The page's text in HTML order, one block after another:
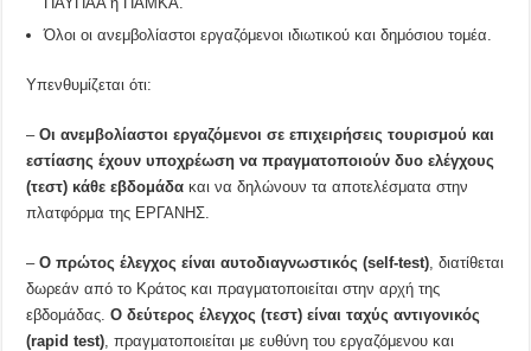
Όλοι οι ανεμβολίαστοι εργαζόμενοι ιδιωτικού και δημόσιου τομέα.
Υπενθυμίζεται ότι:
–Οι ανεμβολίαστοι εργαζόμενοι σε επιχειρήσεις τουρισμού και
εστίασης έχουν υποχρέωση να πραγματοποιούν δυο ελέγχους
(τεστ) κάθε εβδομάδα και να δηλώνουν τα αποτελέσματα στην
πλατφόρμα της ΕΡΓΑΝΗΣ.
–Ο πρώτος έλεγχος είναι αυτοδιαγνωστικός (self-test) , διατίθεται
δωρεάν από το Κράτος και πραγματοποιείται στην αρχή της
εβδομάδας.Ο δεύτερος έλεγχος (τεστ) είναι ταχύς αντιγονικός
(rapid test) , πραγματοποιείται με ευθύνη του εργαζόμενου και